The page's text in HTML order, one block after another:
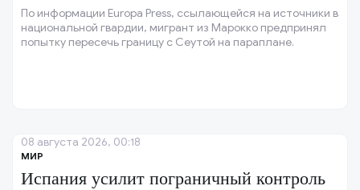
По информации Europa Press, ссылающейся на источники в
национальной гвардии, мигрант из Марокко предпринял
попытку пересечь границу с Сеутой на параплане.
МИР
Испания усилит пограничный контроль
08 августа 2026, 00:18